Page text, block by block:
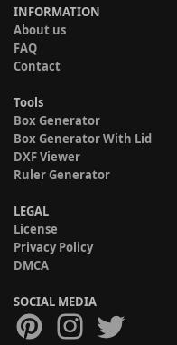
INFORMATION
About us
FAQ
Contact
Tools
Box Generator
Box Generator With Lid
DXF Viewer
Ruler Generator
LEGAL
License
Privacy Policy
DMCA
SOCIAL MEDIA